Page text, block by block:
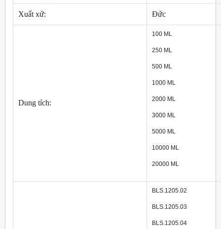
Xuất xứ: Đức
Dung tích:
100 ML
250 ML
500 ML
1000 ML
2000 ML
3000 ML
5000 ML
10000 ML
20000 ML
BLS.1205.02
BLS.1205.03
BLS.1205.04